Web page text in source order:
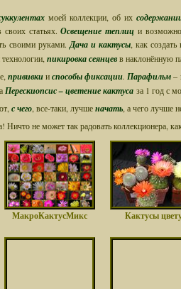
моей коллекции, об их
своих статьях.Освещение теплици
своими руками. Дача и кактусы, как
пикировка сеянцевв наклонённую
прививкииспособы фиксации Парафильм –
Перескиопсис–цветение кактуса за 1 год с
с чего , все-таки, лучшеначать , а чего лучше
Ничто не может так радовать коллекционера,
МакроКактусМикс Кактусы